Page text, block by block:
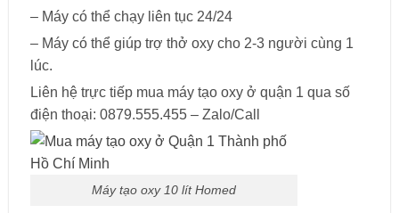
– Máy có thể chạy liên tục 24/24
– Máy có thể giúp trợ thở oxy cho 2-3 người cùng 1
lúc.
Liên hệ trực tiếp mua máy tạo oxy ở quận 1 qua số
điện thoại: 0879.555.455 – Zalo/Call
Máy tạo oxy 10 lít Homed